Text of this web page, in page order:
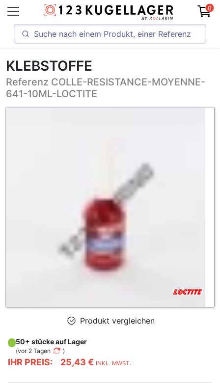
0
KLEBSTOFFE
Referenz COLLE-RESISTANCE-MOYENNE-
641-10ML-LOCTITE
Produkt vergleichen
IHR PREIS: 25,43 € INKL. MWST.
50+ stücke auf Lager
(vor 2 Tagen )